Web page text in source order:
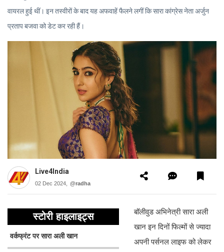
वायरल हुई थीं। इन तस्वीरों के बाद यह अफवाहें फैलने लगीं कि सारा कांग्रेस नेता अर्जुन
प्रताप बजवा को डेट कर रही हैं।
Live4India
02 Dec 2024, @radha
स्टोरी हाइलाइट्स
वर्कफ्रंट पर सारा अली खान
बॉलीवुड अभिनेत्री सारा अली
खान इन दिनों फिल्मों से ज्यादा
अपनी पर्सनल लाइफ को लेकर